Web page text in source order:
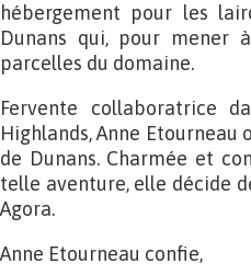
hébergement pour les
Dunans qui, pour mener
parcelles du domaine.
Fervente collaboratrice
Highlands, Anne
de Dunans. Charmée et
telle aventure, elle décide
Agora.
Anne Etourneau confie,